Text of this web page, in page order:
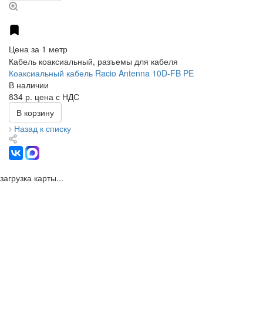
Цена за 1 метр
Кабель коаксиальный, разъемы для кабеля
Коаксиальный кабель Racio Antenna 10D-FB PE
В наличии
834 р. цена с НДС
В корзину
Назад к списку
загрузка карты...